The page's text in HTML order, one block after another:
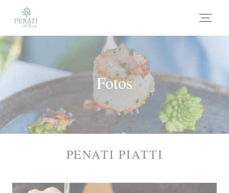
Painel de Gerenciamento de Cookies
Fotos
PENATI PIATTI